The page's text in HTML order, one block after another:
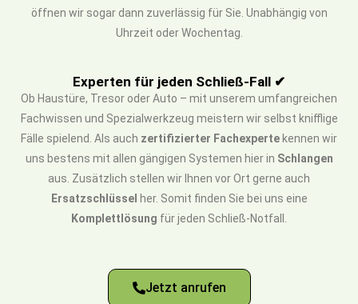
öffnen wir sogar dann zuverlässig für Sie. Unabhängig von
Uhrzeit oder Wochentag.
Experten für jeden Schließ-Fall ✔
Ob Haustüre, Tresor oder Auto – mit unserem umfangreichen
Fachwissen und Spezialwerkzeug meistern wir selbst knifflige
Fälle spielend. Als auch zertifizierter Fachexperte kennen wir
uns bestens mit allen gängigen Systemen hier in Schlangen
aus. Zusätzlich stellen wir Ihnen vor Ort gerne auch
Ersatzschlüssel her. Somit finden Sie bei uns eine
Komplettlösung für jeden Schließ-Notfall.
Jetzt anrufen